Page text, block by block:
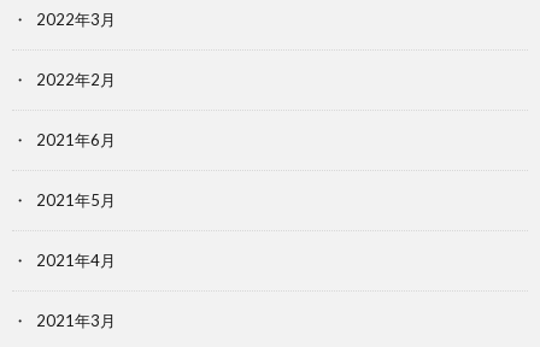
2022年3月
2022年2月
2021年6月
2021年5月
2021年4月
2021年3月